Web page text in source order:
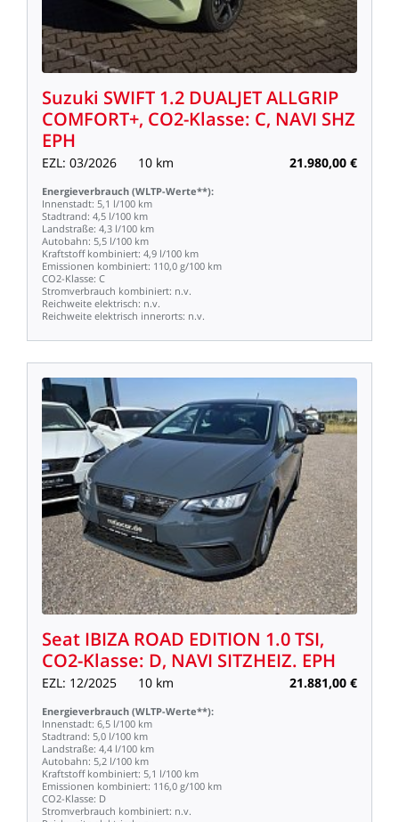
Suzuki SWIFT 1.2 DUALJETALLGRIP
COMFORT+, CO2-Klasse: C, NAVI SHZ
EPH
EZL: 03/2026 10 km 21.980,00 €
Energieverbrauch (WLTP-Werte**):
Innenstadt: 5,1 l/100 km
Stadtrand: 4,5 l/100 km
Landstraße: 4,3 l/100 km
Autobahn: 5,5 l/100 km
Kraftstoff kombiniert: 4,9 l/100 km
Emissionen kombiniert: 110,0 g/100 km
CO2-Klasse: C
Stromverbrauch kombiniert: n.v.
Reichweite elektrisch: n.v.
Reichweite elektrisch innerorts: n.v.
Seat IBIZA ROAD EDITION 1.0TSI,
CO2-Klasse: D, NAVI SITZHEIZ. EPH
EZL: 12/2025 10 km 21.881,00 €
Energieverbrauch (WLTP-Werte**):
Innenstadt: 6,5 l/100 km
Stadtrand: 5,0 l/100 km
Landstraße: 4,4 l/100 km
Autobahn: 5,2 l/100 km
Kraftstoff kombiniert: 5,1 l/100 km
Emissionen kombiniert: 116,0 g/100 km
CO2-Klasse: D
Stromverbrauch kombiniert: n.v.